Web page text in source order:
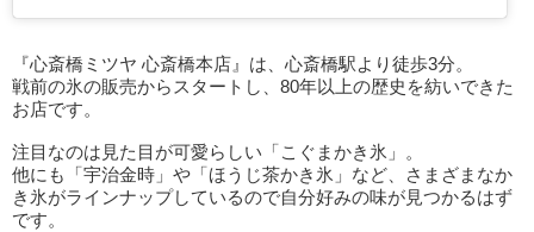
『心斎橋ミツヤ 心斎橋本店』は、心斎橋駅より徒歩3分。
戦前の氷の販売からスタートし、80年以上の歴史を紡いできた
お店です。
注目なのは見た目が可愛らしい「こぐまかき氷」。
他にも「宇治金時」や「ほうじ茶かき氷」など、さまざまなか
き氷がラインナップしているので自分好みの味が見つかるはず
です。